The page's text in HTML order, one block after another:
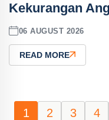
Kekurangan
06 AUGUST 2026
READ MORE
1 2 3 4